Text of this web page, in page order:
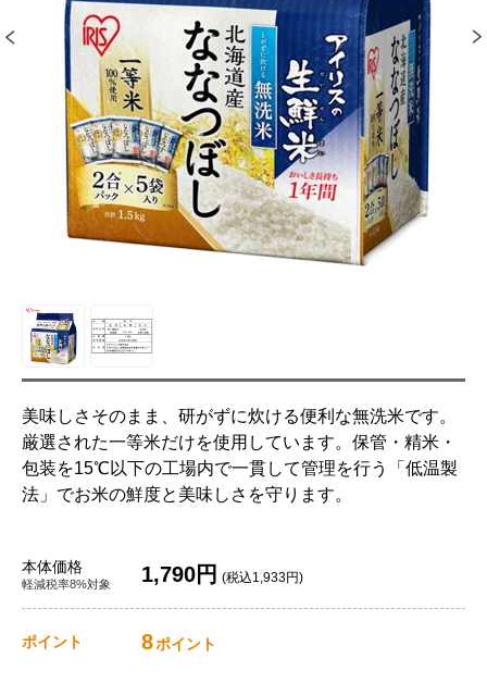
美味しさそのまま、研がずに炊ける便利な無洗米です。
厳選された一等米だけを使用しています。保管・精米・
包装を15℃以下の工場内で一貫して管理を行う「低温製
法」でお米の鮮度と美味しさを守ります。
本体価格
軽減税率8%対象 1,790円 (税込1,933円)
ポイント 8ポイント